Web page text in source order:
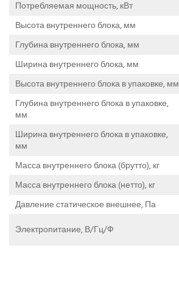
Потребляемая мощность, кВт
Высота внутреннего блока, мм
Глубина внутреннего блока, мм
Ширина внутреннего блока, мм
Высота внутреннего блока в упаковке, мм
Глубина внутреннего блока в упаковке,
мм
Ширина внутреннего блока в упаковке,
мм
Масса внутреннего блока (брутто), кг
Масса внутреннего блока (нетто), кг
Давление статическое внешнее, Па
Электропитание, В/Гц/Ф